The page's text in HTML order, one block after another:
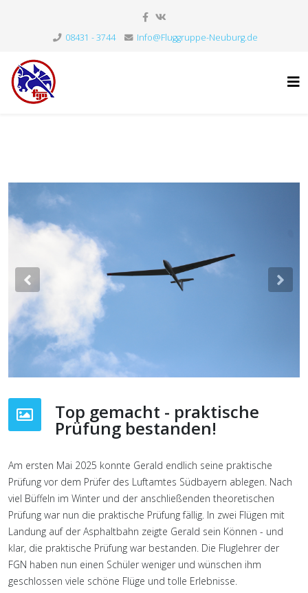
08431 - 3744 Info@Fluggruppe-Neuburg.de
Previous
Top gemacht - praktische
Prüfung bestanden!
Am ersten Mai 2025 konnte Gerald endlich seine praktische
Prüfung vor dem Prüfer des Luftamtes Südbayern ablegen. Nach
viel Büffeln im Winter und der anschließenden theoretischen
Prüfung war nun die praktische Prüfung fällig. In zwei Flügen mit
Landung auf der Asphaltbahn zeigte Gerald sein Können - und
klar, die praktische Prüfung war bestanden. Die Fluglehrer der
FGN haben nun einen Schüler weniger und wünschen ihm
geschlossen viele schöne Flüge und tolle Erlebnisse.